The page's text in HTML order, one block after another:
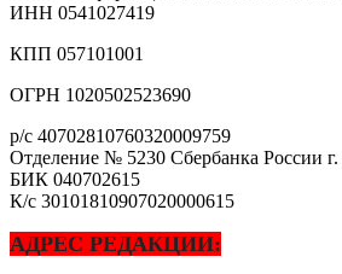
ИНН 0541027419
КПП 057101001
ОГРН 1020502523690
р/с 40702810760320009759
Отделение № 5230 Сбербанка России
БИК 040702615
К/с 30101810907020000615
АДРЕС РЕДАКЦИИ: